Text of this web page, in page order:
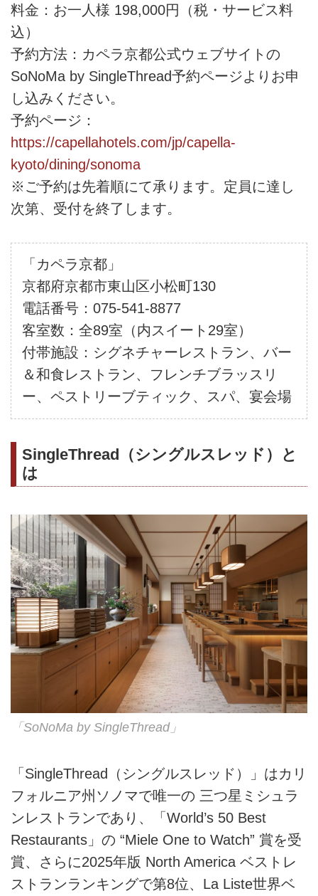
料金：お一人様 198,000円（税・サービス料
込）
予約方法：カペラ京都公式ウェブサイトの
SoNoMa by SingleThread予約ページよりお申
し込みください。
予約ページ：
https://capellahotels.com/jp/capella-
kyoto/dining/sonoma
※ご予約は先着順にて承ります。定員に達し
次第、受付を終了します。
「カペラ京都」
京都府京都市東山区小松町130
電話番号：075-541-8877
客室数：全89室（内スイート29室）
付帯施設：シグネチャーレストラン、バー
＆和食レストラン、フレンチブラッスリ
ー、ペストリーブティック、スパ、宴会場
SingleThread（シングルスレッド）と
は
「SoNoMa by SingleThread」
「SingleThread（シングルスレッド）」はカリ
フォルニア州ソノマで唯一の 三つ星ミシュラ
ンレストランであり、「World’s 50 Best
Restaurants」の “Miele One to Watch” 賞を受
賞、さらに2025年版 North America ベストレ
ストランランキングで第8位、La Liste世界ベ